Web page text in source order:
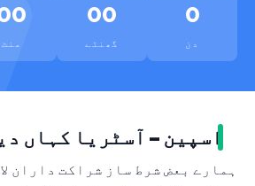
0
دن
00
گھنٹے منٹ
اسپین – آسٹریا کہاں
ہمارے بعض شرط ساز شراکت داران